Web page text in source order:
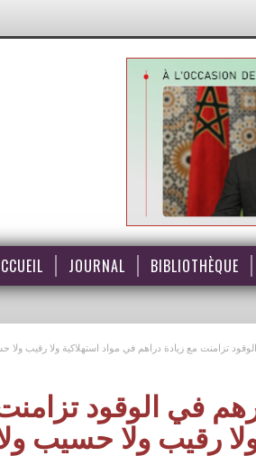
JOURNAL BIBLIOTHÈQUE
تزامنت مع زيادة دراهم في مواد استهلاكية ولا رقيب
في الوقود
ولا رقيب ولا حسيب